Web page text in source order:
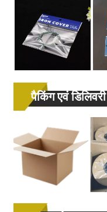
पैकिंग एवं डिलिवरी